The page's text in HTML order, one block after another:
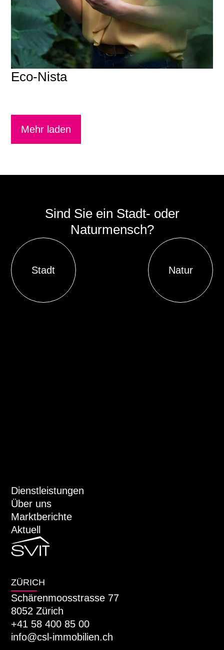
Eco-Nista
Mehr laden
Sind Sie ein Stadt- oder
Naturmensch?
Stadt Natur
Dienstleistungen
Über uns
Marktberichte
Aktuell
ZÜRICH
Schärenmoosstrasse 77
8052 Zürich
+41 58 400 85 00
info@csl-immobilien.ch